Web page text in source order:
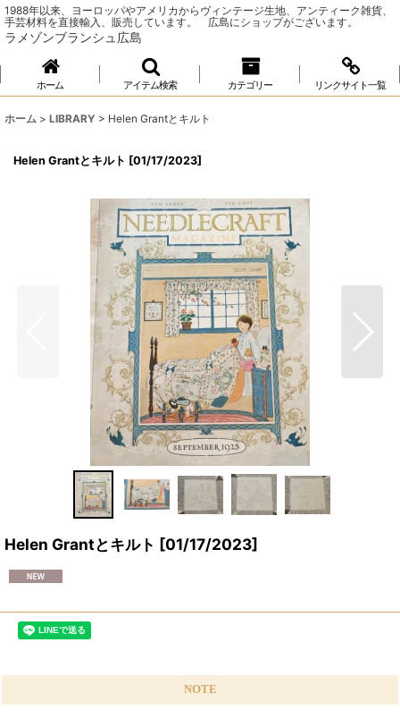
1988年以来、ヨーロッパやアメリカからヴィンテージ生地、アンティーク雑貨、
手芸材料を直接輸入、販売しています。 広島にショップがございます。
ラメゾンブランシュ広島
ホーム アイテム検索 カテゴリー リンクサイト一覧
ホーム > LIBRARY > Helen Grantとキルト
Helen Grantとキルト [01/17/2023]
Helen Grantとキルト [01/17/2023]
NOTE